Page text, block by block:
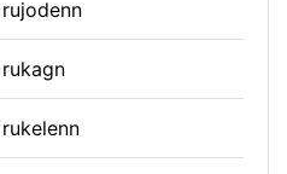
rujodenn
rukagn
rukelenn